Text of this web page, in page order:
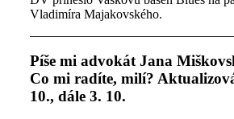
Vladimíra Majakovského.
Píše mi advokát Jana
Co mi radíte, milí?
10., dále 3. 10.